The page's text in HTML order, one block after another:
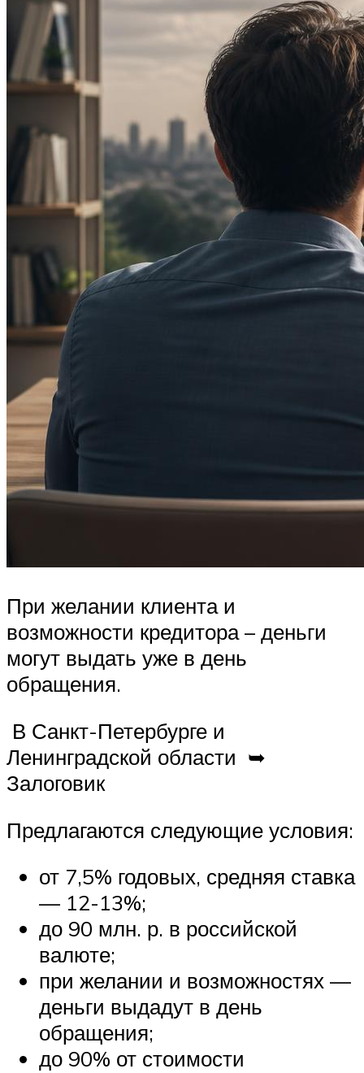
При желании клиента и
возможности кредитора – деньги
могут выдать уже в день
обращения.
В Санкт-Петербурге и
Ленинградской области ➥
Залоговик
Предлагаются следующие условия:
от 7,5% годовых, средняя ставка
— 12-13%;
до 90 млн. р. в российской
валюте;
при желании и возможностях —
деньги выдадут в день
обращения;
до 90% от стоимости